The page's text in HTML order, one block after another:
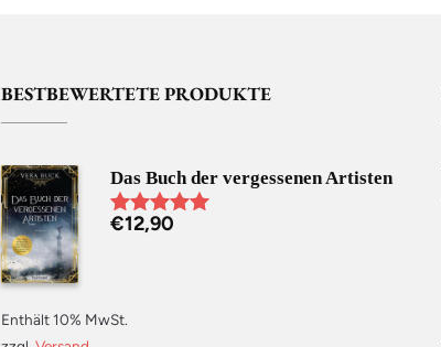
BESTBEWERTETE PRODUKTE
Das Buch der vergessenen Artisten
Bewertet mit
€12,90
Enthält 10% MwSt.